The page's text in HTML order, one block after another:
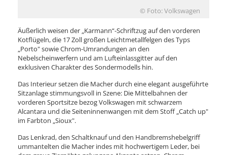
© Foto: Volkswagen
Äußerlich weisen der „Karmann“-Schriftzug auf den vorderen
Kotflügeln, die 17 Zoll großen Leichtmetallfelgen des Typs
„Porto" sowie Chrom-Umrandungen an den
Nebelscheinwerfern und am Lufteinlassgitter auf den
exklusiven Charakter des Sondermodells hin.
Das Interieur setzen die Macher durch eine elegant ausgeführte
Sitzanlage stimmungsvoll in Szene: Die Mittelbahnen der
vorderen Sportsitze bezog Volkswagen mit schwarzem
Alcantara und die Seiteninnenwangen mit dem Stoff „Catch up"
im Farbton „Sioux".
Das Lenkrad, den Schaltknauf und den Handbremshebelgriff
ummantelten die Macher indes mit hochwertigem Leder, bei